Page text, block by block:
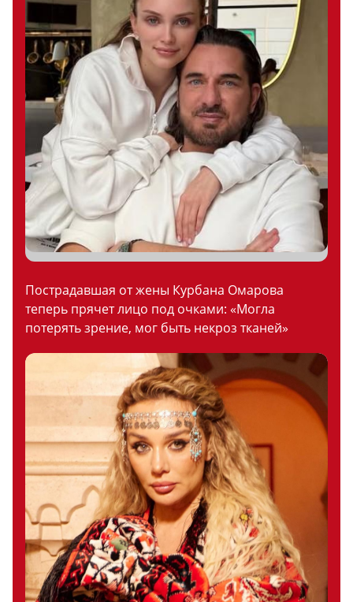
Пострадавшая от жены Курбана Омарова
теперь прячет лицо под очками: «Могла
потерять зрение, мог быть некроз тканей»